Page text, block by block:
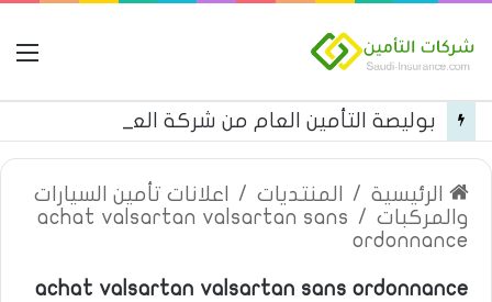
الرئيسية / المنتديات /
اعلانات تأمين السيارات
والمركبات /
achat valsartan valsartan sans
ordonnance
achat valsartan valsartan sans ordonnance